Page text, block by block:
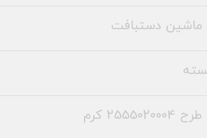
ماشین دستبافت
کرم